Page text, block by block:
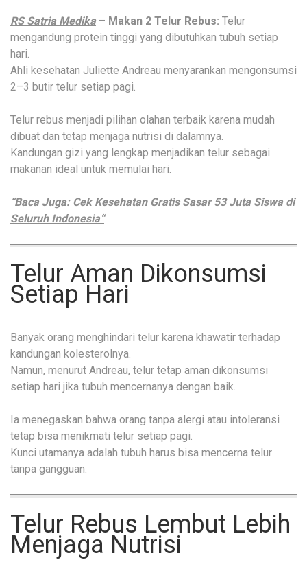
RS Satria Medika – Makan 2 Telur Rebus: Telur
mengandung protein tinggi yang dibutuhkan tubuh setiap
hari.
Ahli kesehatan Juliette Andreau menyarankan mengonsumsi
2–3 butir telur setiap pagi.
Telur rebus menjadi pilihan olahan terbaik karena mudah
dibuat dan tetap menjaga nutrisi di dalamnya.
Kandungan gizi yang lengkap menjadikan telur sebagai
makanan ideal untuk memulai hari.
“Baca Juga: Cek Kesehatan Gratis Sasar 53 Juta Siswa di
Seluruh Indonesia“
Telur Aman Dikonsumsi
Setiap Hari
Banyak orang menghindari telur karena khawatir terhadap
kandungan kolesterolnya.
Namun, menurut Andreau, telur tetap aman dikonsumsi
setiap hari jika tubuh mencernanya dengan baik.
Ia menegaskan bahwa orang tanpa alergi atau intoleransi
tetap bisa menikmati telur setiap pagi.
Kunci utamanya adalah tubuh harus bisa mencerna telur
tanpa gangguan.
Telur Rebus Lembut Lebih
Menjaga Nutrisi